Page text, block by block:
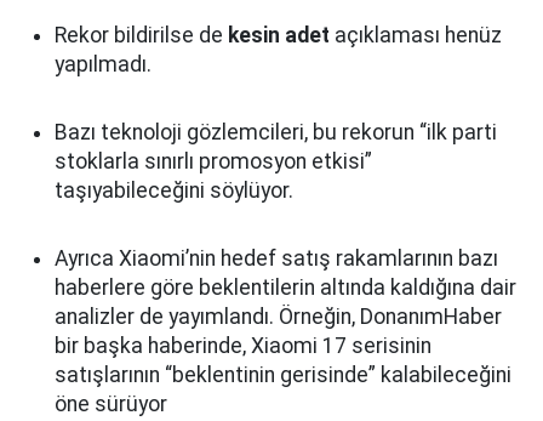
Rekor bildirilse de kesin adet açıklaması henüz
yapılmadı.
Bazı teknoloji gözlemcileri, bu rekorun “ilk parti
stoklarla sınırlı promosyon etkisi”
taşıyabileceğini söylüyor.
Ayrıca Xiaomi’nin hedef satış rakamlarının bazı
haberlere göre beklentilerin altında kaldığına dair
analizler de yayımlandı. Örneğin, DonanımHaber
bir başka haberinde, Xiaomi 17 serisinin
satışlarının “beklentinin gerisinde” kalabileceğini
öne sürüyor